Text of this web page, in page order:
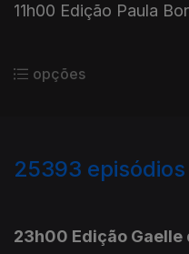
11h00 Edição Paula
opções
25393
23h00 Edição Gaelle